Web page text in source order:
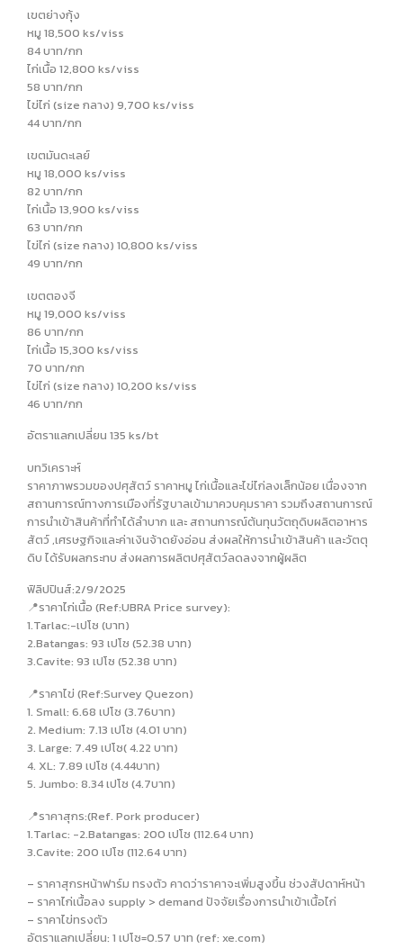
เขตย่างกุ้ง
หมู 18,500 ks/viss
84 บาท/กก
ไก่เนื้อ 12,800 ks/viss
58 บาท/กก
ไข่ไก่ (size กลาง) 9,700 ks/viss
44 บาท/กก
เขตมันดะเลย์
หมู 18,000 ks/viss
82 บาท/กก
ไก่เนื้อ 13,900 ks/viss
63 บาท/กก
ไข่ไก่ (size กลาง) 10,800 ks/viss
49 บาท/กก
เขตตองจี
หมู 19,000 ks/viss
86 บาท/กก
ไก่เนื้อ 15,300 ks/viss
70 บาท/กก
ไข่ไก่ (size กลาง) 10,200 ks/viss
46 บาท/กก
อัตราแลกเปลี่ยน 135 ks/bt
บทวิเคราะห์
ราคาภาพรวมของปศุสัตว์ ราคาหมู ไก่เนื้อและไข่ไก่ลงเล็กน้อย เนื่องจาก
สถานการณ์ทางการเมืองที่รัฐบาลเข้ามาควบคุมราคา รวมถึงสถานการณ์
การนำเข้าสินค้าที่ทำได้ลำบาก และ สถานการณ์ต้นทุนวัตถุดิบผลิตอาหาร
สัตว์ ,เศรษฐกิจและค่าเงินจ้าดยังอ่อน ส่งผลให้การนำเข้าสินค้า และวัตตุ
ดิบ ได้รับผลกระทบ ส่งผลการผลิตปศุสัตว์ลดลงจากผู้ผลิต
ฟิลิปปินส์:2/9/2025
📍ราคาไก่เนื้อ (Ref:UBRA Price survey):
1.Tarlac:-เปโซ (บาท)
2.Batangas: 93 เปโซ (52.38 บาท)
3.Cavite: 93 เปโซ (52.38 บาท)
📍ราคาไข่ (Ref:Survey Quezon)
1. Small: 6.68 เปโซ (3.76บาท)
2. Medium: 7.13 เปโซ (4.01 บาท)
3. Large: 7.49 เปโซ( 4.22 บาท)
4. XL: 7.89 เปโซ (4.44บาท)
5. Jumbo: 8.34 เปโซ (4.7บาท)
📍ราคาสุกร:(Ref. Pork producer)
1.Tarlac: -2.Batangas: 200 เปโซ (112.64 บาท)
3.Cavite: 200 เปโซ (112.64 บาท)
– ราคาสุกรหน้าฟาร์ม ทรงตัว คาดว่าราคาจะเพิ่มสูงขึ้น ช่วงสัปดาห์หน้า
– ราคาไก่เนื้อลง supply > demand ปัจจัยเรื่องการนำเข้าเนื้อไก่
– ราคาไข่ทรงตัว
อัตราแลกเปลี่ยน: 1 เปโซ=0.57 บาท (ref: xe.com)